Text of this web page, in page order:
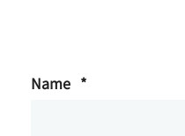
Name *